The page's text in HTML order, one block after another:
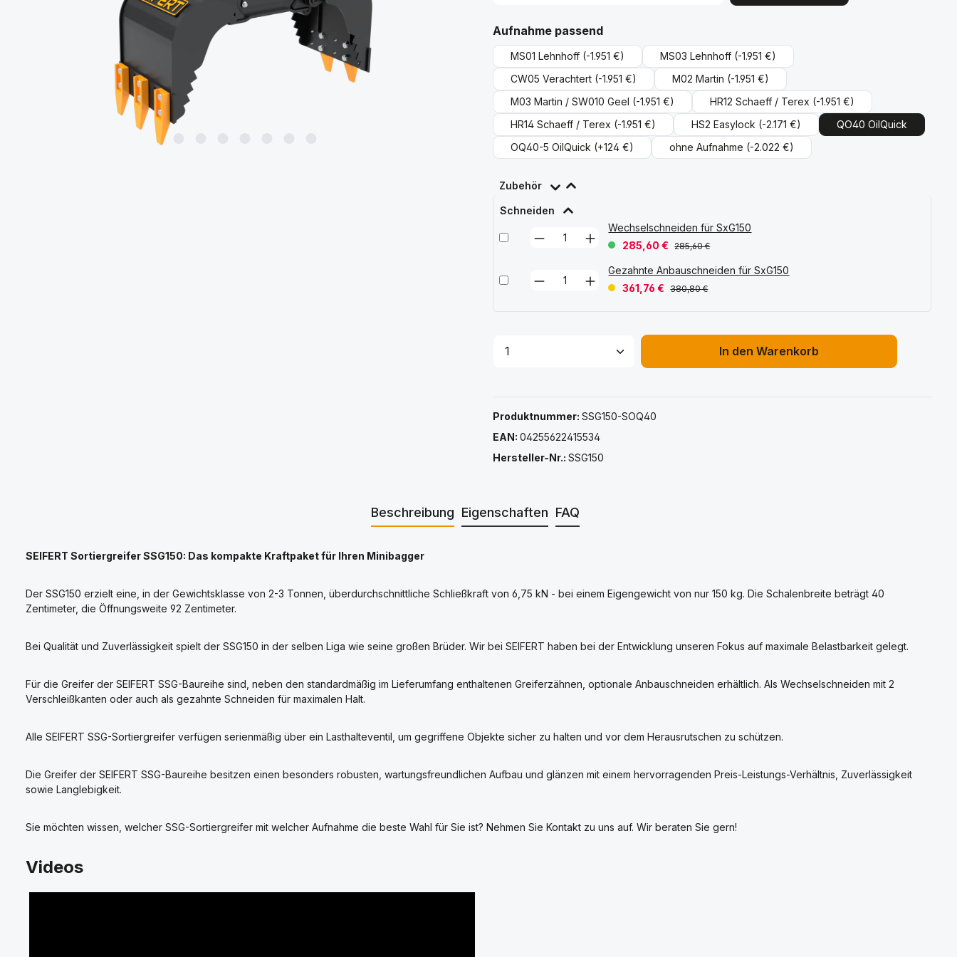
Aufnahme passendauswählen
MS01 Lehnhoff (-1.951 €) MS03 Lehnhoff (-1.951 €)
CW05 Verachtert (-1.951 €) M02 Martin (-1.951 €)
M03 Martin / SW010 Geel (-1.951 €) HR12 Schaeff / Terex (-1.951 €)
HR14 Schaeff / Terex (-1.951 €) HS2 Easylock (-2.171 €)
QO40 OilQuick
OQ40-5 OilQuick (+124 €) ohne Aufnahme (-2.022 €)
Zubehör
Schneiden
Wechselschneiden für SxG150
285,60 €
285,60 €
Gezahnte Anbauschneiden für SxG150
361,76 €
380,80 €
Produkt Anzahl: Gib den gewünschten Wert ein oder
In den Warenkorb
Produktnummer: SSG150-SOQ40
EAN: 04255622415534
Hersteller-Nr.: SSG150
Beschreibung Eigenschaften FAQ
SEIFERT Sortiergreifer SSG150: Das kompakte Kraftpaket für Ihren Minibagger
Der SSG150 erzielt eine, in der Gewichtsklasse von 2-3 Tonnen, überdurchschnittliche Schließkraft von 6,75 kN - bei einem Eigengewicht von nur 150 kg. Die Schalenbreite beträgt 40
Zentimeter, die Öffnungsweite 92 Zentimeter.
Bei Qualität und Zuverlässigkeit spielt der SSG150 in der selben Liga wie seine großen Brüder. Wir bei SEIFERT haben bei der Entwicklung unseren Fokus auf maximale Belastbarkeit gelegt.
Für die Greifer der SEIFERT SSG-Baureihe sind, neben den standardmäßig im Lieferumfang enthaltenen Greiferzähnen, optionale Anbauschneiden erhältlich. Als Wechselschneiden mit 2
Verschleißkanten oder auch als gezahnte Schneiden für maximalen Halt.
Alle SEIFERT SSG-Sortiergreifer verfügen serienmäßig über ein Lasthalteventil, um gegriffene Objekte sicher zu halten und vor dem Herausrutschen zu schützen.
Die Greifer der SEIFERT SSG-Baureihe besitzen einen besonders robusten, wartungsfreundlichen Aufbau und glänzen mit einem hervorragenden Preis-Leistungs-Verhältnis, Zuverlässigkeit
sowie Langlebigkeit.
Sie möchten wissen, welcher SSG-Sortiergreifer mit welcher Aufnahme die beste Wahl für Sie ist? Nehmen Sie Kontakt zu uns auf. Wir beraten Sie gern!
Videos